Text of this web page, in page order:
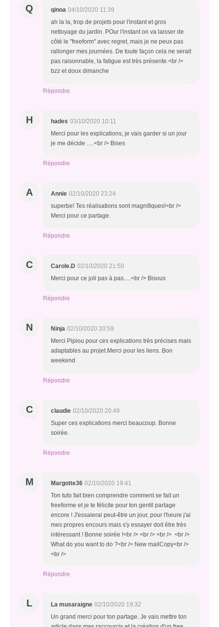
Q qinoa 04/10/2020 11:39
ah la la, trop de projets pour l'instant et gros
nettoyage du jardin. POur l'instant on va laisser de
côté le "freeform" avec regret, mais je ne peux pas
rallonger mes journées. De toute façon cela ne serait
pas raisonnable, la fatigue est très présente.<br />
bzz et doux dimanche
Répondre
H hades 03/10/2020 10:11
Merci pour les explications, je vais garder si un jour
je me décide .....<br /> Bises
Répondre
A Annie 02/10/2020 23:24
superbe! Tes réalisations sont magnifiques!<br />
Merci pour ce partage.
Répondre
C Carole.D 02/10/2020 21:50
Merci pour ce joli pas à pas.....<br /> Bisous
Répondre
N Ninja 02/10/2020 20:59
Merci Pipiou pour ces explications très précises mais
adaptables au projet.Merci pour les liens. Bon
weekend
Répondre
C claudie 02/10/2020 20:49
Super ces explications merci beaucoup. Bonne
soirée.
Répondre
M Margotte36 02/10/2020 19:41
Ton tuto fait bien comprendre comment se fait un
freeforme et je te félicite pour ton gentil partage
encore ! J'essaierai peut-être un jour, pour l'heure j'ai
mes propres encours mais s'y essayer doit être très
intéressant ! Bonne soirée !<br /> <br /> <br /> <br />
What do you want to do ?<br /> New mailCopy<br />
<br />
Répondre
L La musaraigne 02/10/2020 19:32
Un grand merci pour ton partage. Je vais mettre ton